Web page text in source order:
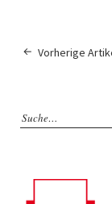
Vorherige